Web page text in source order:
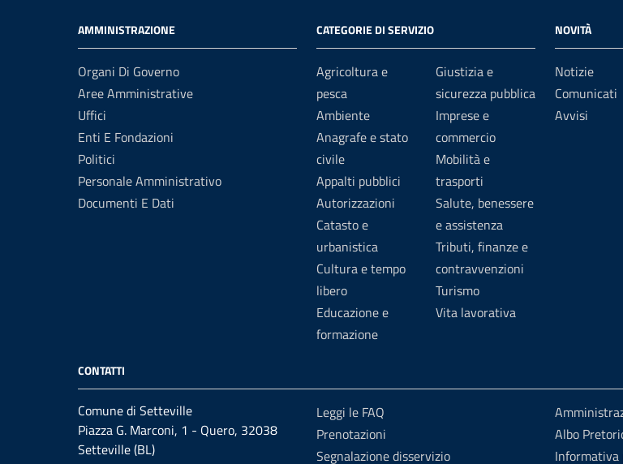
AMMINISTRAZIONE
Organi Di Governo
Aree Amministrative
Uffici
Enti E Fondazioni
Politici
Personale Amministrativo
Documenti E Dati
CATEGORIE DI SERVIZIO
Agricoltura e
pesca
Ambiente
Anagrafe e stato
civile
Appalti pubblici
Autorizzazioni
Catasto e
urbanistica
Cultura e tempo
libero
Educazione e
formazione
Giustizia e
sicurezza pubblica
Imprese e
commercio
Mobilità e
trasporti
Salute, benessere
e assistenza
Tributi, finanze e
contravvenzioni
Turismo
Vita lavorativa
NOVITÀ
Notizie
Comunicati
Avvisi
CONTATTI
Comune di Setteville
Piazza G. Marconi, 1 - Quero, 32038
Setteville (BL)
Leggi le FAQ
Prenotazioni
Segnalazione disservizio
Albo
Informativa